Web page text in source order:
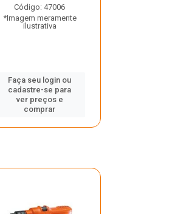
Código: 47006
*Imagem meramente
ilustrativa
Faça seu login ou
cadastre-se para
ver preços e
comprar